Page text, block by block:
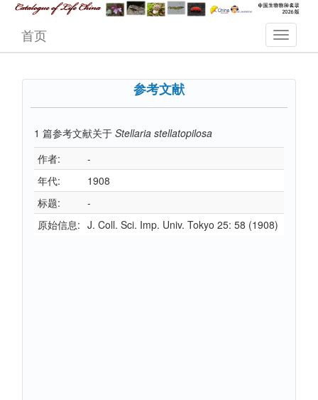
首页
参考文献
1 篇参考文献关于 Stellaria stellatopilosa
作者:
-
年代:
1908
标题:
-
原始信息: J. Coll. Sci. Imp. Univ. Tokyo 25: 58 (1908)